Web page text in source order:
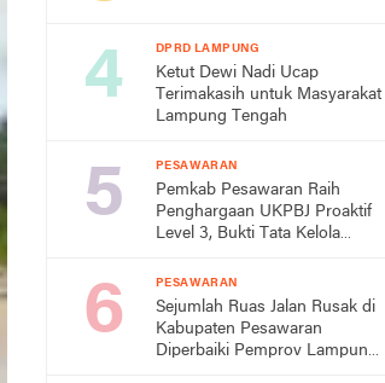
DPRD LAMPUNG
Ketut Dewi Nadi Ucap
Terimakasih untuk Masyarakat
Lampung Tengah
PESAWARAN
Pemkab Pesawaran Raih
Penghargaan UKPBJ Proaktif
Level 3, Bukti Tata Kelola
PESAWARAN
Sejumlah Ruas Jalan Rusak di
Kabupaten Pesawaran
Diperbaiki Pemprov Lampung